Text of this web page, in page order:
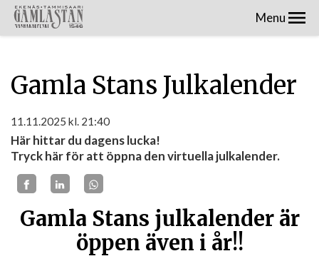
Menu
Gamla Stans Julkalender
11.11.2025 kl. 21:40
Här hittar du dagens lucka!
Tryck här för att öppna den virtuella julkalender.
Gamla Stans julkalender är
öppen även i år!!